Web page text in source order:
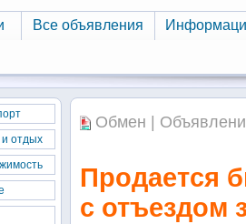
Все объявления
Обмен |
Продается
с отъездом
отдых